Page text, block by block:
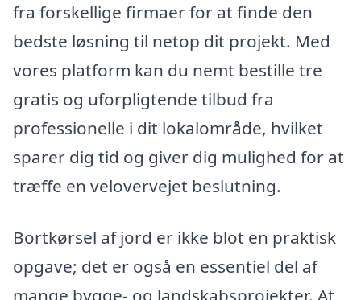
fra forskellige firmaer for at finde den
bedste løsning til netop dit projekt. Med
vores platform kan du nemt bestille tre
gratis og uforpligtende tilbud fra
professionelle i dit lokalområde, hvilket
sparer dig tid og giver dig mulighed for at
træffe en velovervejet beslutning.
Bortkørsel af jord er ikke blot en praktisk
opgave; det er også en essentiel del af
mange bygge- og landskabsprojekter. At